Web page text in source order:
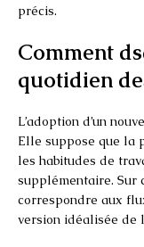
précis.
Comment
quotidien
L’adoption d’un
Elle suppose que la
les habitudes de
supplémentaire. Sur
correspondre aux
version idéalisée de